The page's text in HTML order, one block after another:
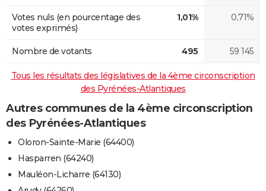
Votes nuls (en pourcentage des
votes exprimés)
1,01% 0,71%
Nombre de votants 495 59 145
Tous les résultats des législatives de la 4ème circonscription
des Pyrénées-Atlantiques
Autres communes de la 4ème circonscription
des Pyrénées-Atlantiques
Oloron-Sainte-Marie (64400)
Hasparren (64240)
Mauléon-Licharre (64130)